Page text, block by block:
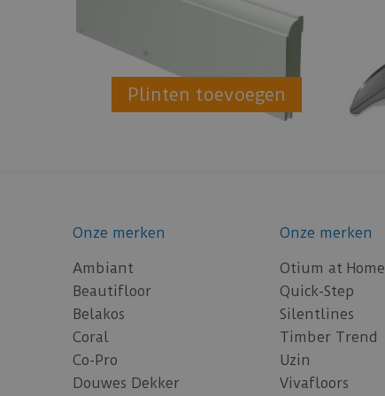
Plinten toevoegen
Onze merken
Ambiant
Beautifloor
Belakos
Coral
Co-Pro
Douwes Dekker
Onze merken
Otium at Home
Quick-Step
Silentlines
Timber Trend
Uzin
Vivafloors